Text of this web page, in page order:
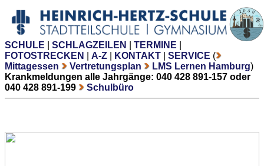
SCHULE SCHLAGZEILEN TERMINE
FOTOSTRECKEN
A-Z KONTAKT SERVICE (
Mittagessen
Vertretungsplan LMS Lernen Hamburg)
Krankmeldungen alle Jahrgänge: 040 428 891-157 oder
040 428 891-199
Schulbüro